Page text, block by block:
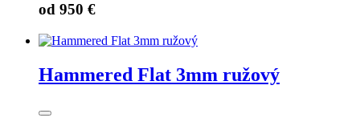
od 950 €
Hammered Flat 3mm ružový